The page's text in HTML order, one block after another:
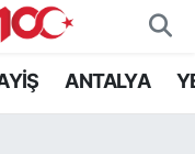
ANTALYA